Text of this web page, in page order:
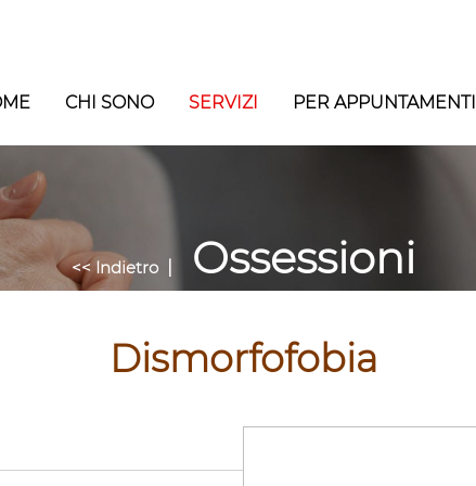
CHI SONO SERVIZI PER APPUNTAMENTI
<< Indietro| Ossessioni
Dismorfofobia